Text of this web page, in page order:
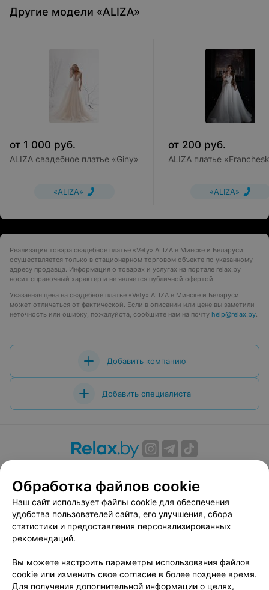
Другие модели «ALIZA»
от 1 000 руб.
ALIZA свадебное платье «Giny»
«ALIZA»
от 200 руб.
ALIZA платье
«ALIZA»
Реализация товара свадебное платье «Vety» ALIZA в Минске и Беларуси
осуществляется только в стационарном торговом объекте по указанному
адресу продавца. Информация о товарах и услугах на портале relax.by
носит справочный характер и не является публичной офертой.
Указанная цена на свадебное платье «Vety» ALIZA в Минске и Беларуси
может отличаться от фактической. Если в описании или цене вы заметили
неточность или ошибку, пожалуйста, сообщите нам на почту help@relax.by.
Добавить компанию
Добавить специалиста
Вакансии
Публичный договор
Способы оплаты
Публичный договор по использованию сервиса
«Афиша»
Пользовательское соглашение
Связаться по вопросам сотрудничества
Написать руководителю relax.by
Обработка файлов cookie
Наш сайт использует файлы cookie для обеспечения
удобства пользователей сайта, его улучшения, сбора
статистики и предоставления персонализированных
рекомендаций.
Вы можете настроить параметры использования файлов
cookie или изменить свое согласие в более позднее время.
Для получения дополнительной информации о целях,